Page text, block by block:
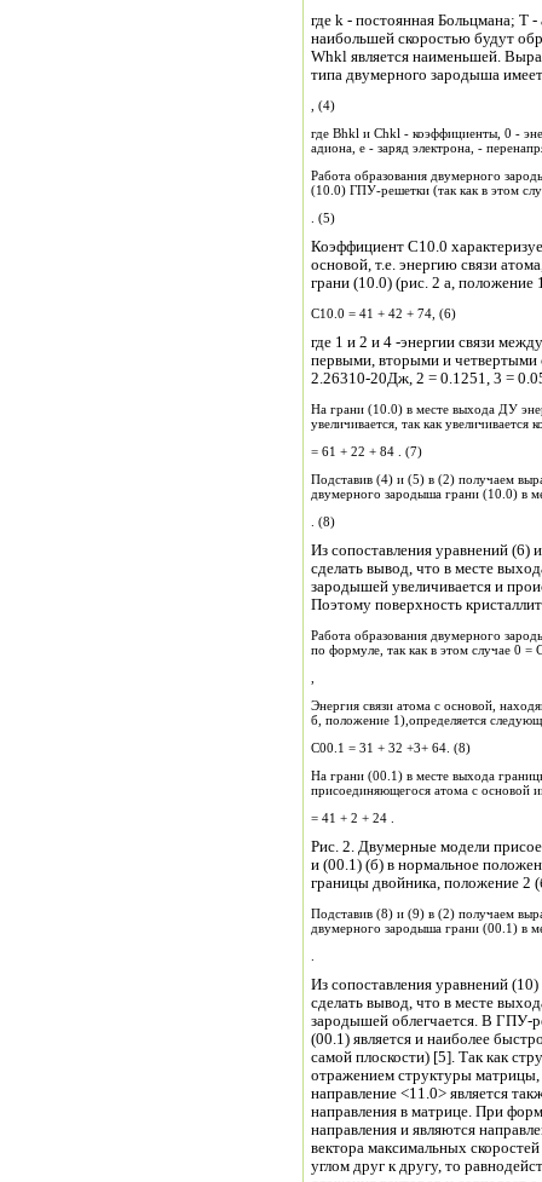
где k - постоянная Больцмана; Т
наибольшей скоростью будут
Whkl является наименьшей.
типа двумерного зародыша
, (4)
где Вhkl и Сhkl - коэффициенты, 0 -
адиона, е - заряд
Работа образования двумерного
(10.0) ГПУ-решетки (так как в этом
. (5)
Коэффициент С10.0
основой, т.е. энергию связи
грани (10.0) (рис. 2 а, положение
C10.0 = 41 + 42 + 74, (6)
где 1 и 2 и 4 -энергии связи
первыми, вторыми и четвертыми
На грани (10.0) в месте выхода ДУ
увеличивается, так как
= 61 + 22 + 84 . (7)
Подставив (4) и (5) в (2) получаем
двумерного зародыша грани (10.0) в
. (8)
Из сопоставления уравнений (6) и (3)
сделать вывод, что в месте
зародышей увеличивается и
Поэтому поверхность
Работа образования двумерного
Энергия связи атома с основой,
б, положение 1),определяется
C00.1 = 31 + 32 +3+ 64. (8)
На грани (00.1) в месте выхода
присоединяющегося атома с основой
= 41 + 2 + 24 .
Рис. 2. Двумерные модели
и (00.1) (б) в нормальное
границы двойника, положение 2
Подставив (8) и (9) в (2) получаем
двумерного зародыша грани (00.1) в
Из сопоставления уравнений (10) и (7)
сделать вывод, что в месте
зародышей облегчается. В ГПУ-
(00.1) является и наиболее
самой плоскости) [5]. Так как
отражением структуры
направление <11.0> является
направления в матрице. При
направления и являются
вектора максимальных скоростей роста матрицы и
углом друг к другу, то